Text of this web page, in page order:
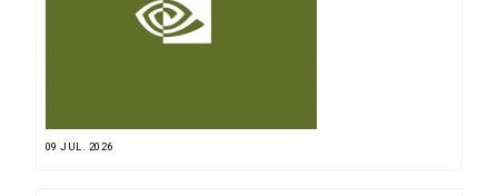
09 JUL. 2026